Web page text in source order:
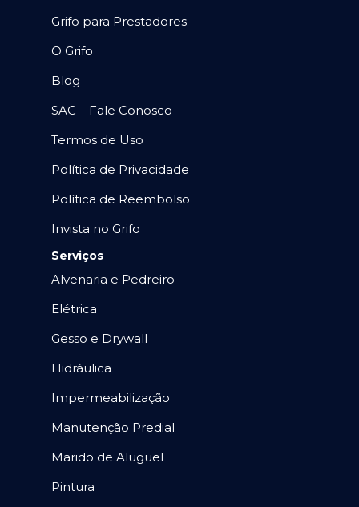
Grifo para Prestadores
O Grifo
Blog
SAC – Fale Conosco
Termos de Uso
Política de Privacidade
Política de Reembolso
Invista no Grifo
Serviços
Alvenaria e Pedreiro
Elétrica
Gesso e Drywall
Hidráulica
Impermeabilização
Manutenção Predial
Marido de Aluguel
Pintura